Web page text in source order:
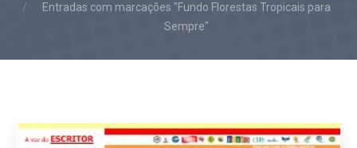
Entradas com marcações "Fundo Florestas Tropicais para
Sempre"